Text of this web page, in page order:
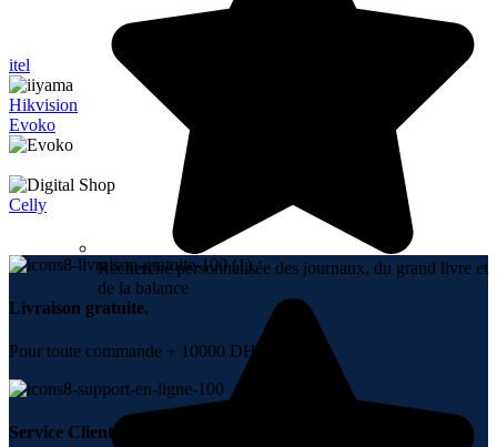
Recherche personnalisée des journaux, du grand livre et
de la balance
itel
Hikvision
Evoko
Celly
Livraison gratuite.
Pour toute commande + 10000 DH.
Service Clients.